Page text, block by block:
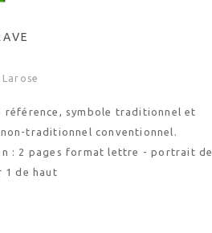
référence, symbole traditionnel et
traditionnel conventionnel.
: 2 pages format lettre - portrait de
1 de haut